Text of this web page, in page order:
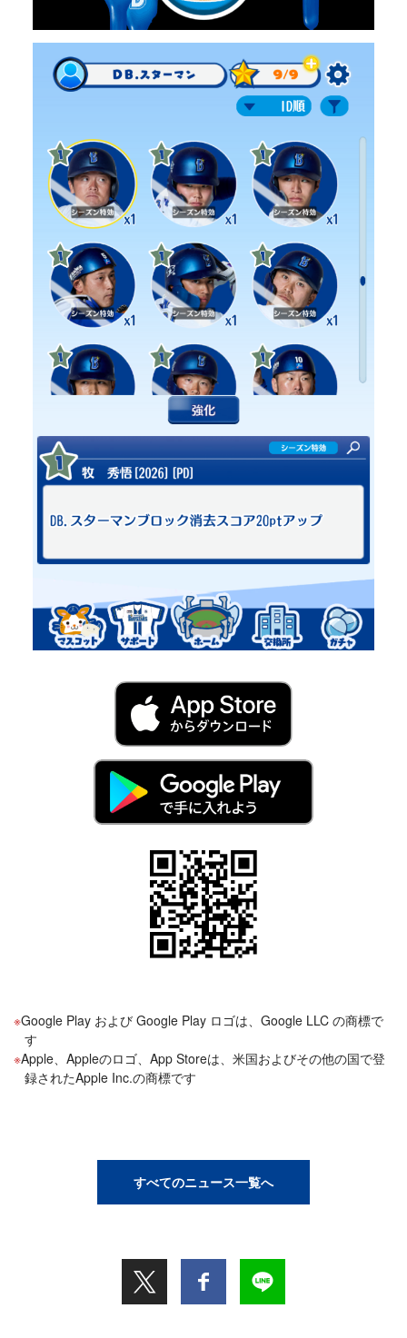
Google Play および Google Play ロゴは、Google LLC の商標で
す
Apple、Appleのロゴ、App Storeは、米国およびその他の国で登
録されたApple Inc.の商標です
すべてのニュース一覧へ